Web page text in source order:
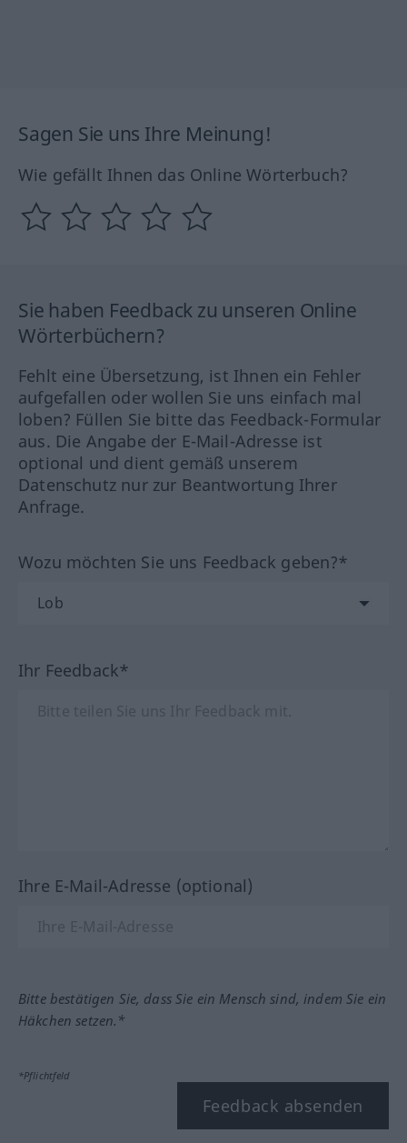
Sagen Sie uns Ihre Meinung!
Wie gefällt Ihnen das Online Wörterbuch?
Sie haben Feedback zu unseren Online
Wörterbüchern?
Fehlt eine Übersetzung, ist Ihnen ein Fehler
aufgefallen oder wollen Sie uns einfach mal
loben? Füllen Sie bitte das Feedback-Formular
aus. Die Angabe der E-Mail-Adresse ist
optional und dient gemäß unserem
Datenschutz nur zur Beantwortung Ihrer
Anfrage.
Wozu möchten Sie uns Feedback geben?*
Ihr Feedback*
Ihre E-Mail-Adresse (optional)
Bitte bestätigen Sie, dass Sie ein Mensch sind, indem Sie ein
Häkchen setzen.*
*Pflichtfeld
Feedback absenden